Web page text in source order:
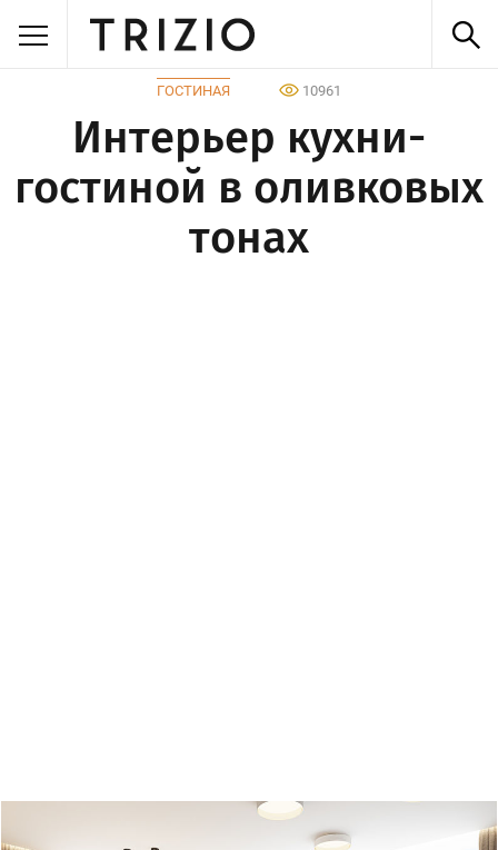
ГОСТИНАЯ 10961
Интерьер кухни-
гостиной в оливковых
тонах